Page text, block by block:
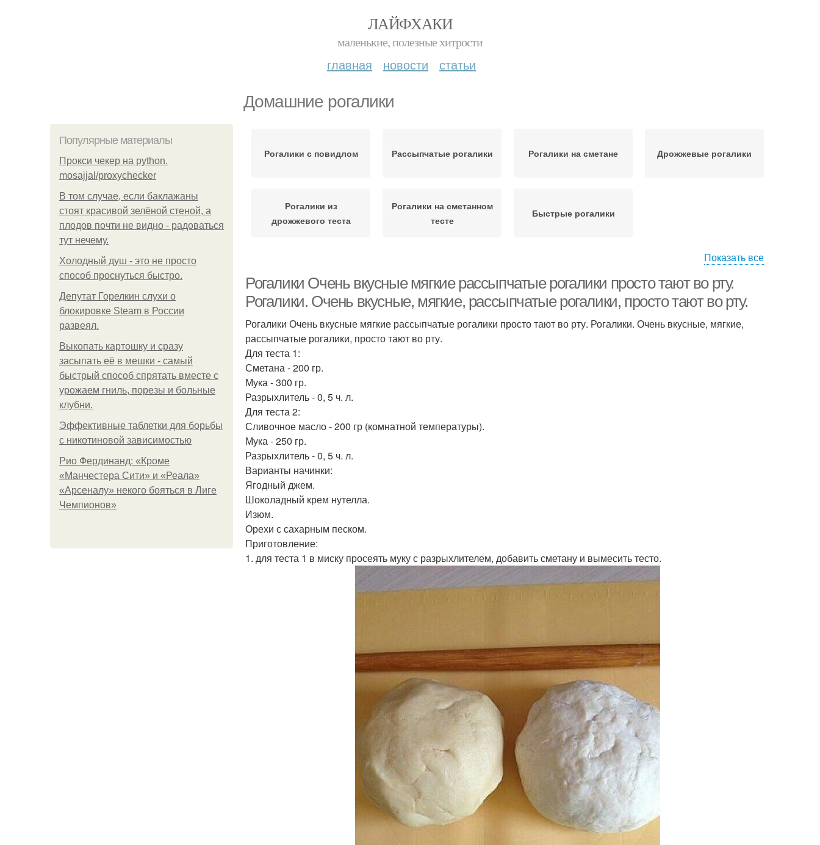
ЛАЙФХАКИ
маленькие, полезные хитрости
главная новости статьи
Домашние рогалики
Популярные материалы
Прокси чекер на python.
mosajjal/proxychecker
В том случае, если баклажаны
стоят красивой зелёной стеной, а
плодов почти не видно - радоваться
тут нечему.
Холодный душ - это не просто
способ проснуться быстро.
Депутат Горелкин слухи о
блокировке Steam в России
развеял.
Выкопать картошку и сразу
засыпать её в мешки - самый
быстрый способ спрятать вместе с
урожаем гниль, порезы и больные
клубни.
Эффективные таблетки для борьбы
с никотиновой зависимостью
Рио Фердинанд: «Кроме
«Манчестера Сити» и «Реала»
«Арсеналу» некого бояться в Лиге
Чемпионов»
Рогалики с повидлом Рассыпчатые рогалики Рогалики на сметане Дрожжевые рогалики
Рогалики из
дрожжевого теста
Рогалики на сметанном
тесте
Быстрые рогалики
Показать все
Рогалики Очень вкусные мягкие рассыпчатые рогалики просто тают во рту.
Рогалики. Очень вкусные, мягкие, рассыпчатые рогалики, просто тают во рту.
Рогалики Очень вкусные мягкие рассыпчатые рогалики просто тают во рту. Рогалики. Очень вкусные, мягкие,
рассыпчатые рогалики, просто тают во рту.
Для теста 1:
Сметана - 200 гр.
Мука - 300 гр.
Разрыхлитель - 0, 5 ч. л.
Для теста 2:
Сливочное масло - 200 гр (комнатной температуры).
Мука - 250 гр.
Разрыхлитель - 0, 5 ч. л.
Варианты начинки:
Ягодный джем.
Шоколадный крем нутелла.
Изюм.
Орехи с сахарным песком.
Приготовление:
1. для теста 1 в миску просеять муку с разрыхлителем, добавить сметану и вымесить тесто.